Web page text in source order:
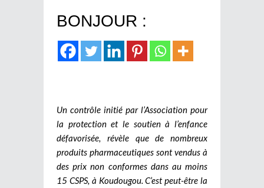
BONJOUR :
Un contrôle initié par l’Association pour
la protection et le soutien à l’enfance
défavorisée, révèle que de nombreux
produits pharmaceutiques sont vendus à
des prix non conformes dans au moins
15 CSPS, à Koudougou. C’est peut-être la